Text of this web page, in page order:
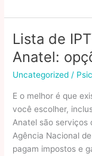
Quais
Opções
Existem
No
Brasil
Lista de
Anatel:
Uncategorized /
E o melhor é que
você escolher,
Anatel são serviços
Agência Nacional
pagam impostos e